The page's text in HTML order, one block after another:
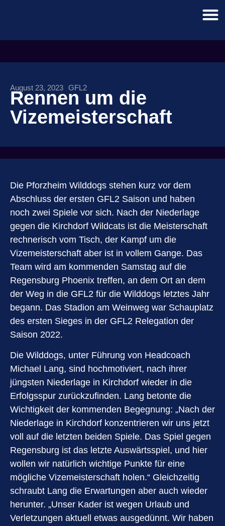
August 23, 2023 GFL2
Rennen um die
Vizemeisterschaft
Die Pforzheim Wilddogs stehen kurz vor dem
Abschluss der ersten GFL2 Saison und haben
noch zwei Spiele vor sich. Nach der Niederlage
gegen die Kirchdorf Wildcats ist die Meisterschaft
rechnerisch vom Tisch, der Kampf um die
Vizemeisterschaft aber ist in vollem Gange. Das
Team wird am kommenden Samstag auf die
Regensburg Phoenix treffen, an dem Ort an dem
der Weg in die GFL2 für die Wilddogs letztes Jahr
begann. Das Stadion am Weinweg war Schauplatz
des ersten Sieges in der GFL2 Relegation der
Saison 2022.
Die Wilddogs, unter Führung von Headcoach
Michael Lang, sind hochmotiviert, nach ihrer
jüngsten Niederlage in Kirchdorf wieder in die
Erfolgsspur zurückzufinden. Lang betonte die
Wichtigkeit der kommenden Begegnung: „Nach der
Niederlage in Kirchdorf konzentrieren wir uns jetzt
voll auf die letzten beiden Spiele. Das Spiel gegen
Regensburg ist das letzte Auswärtsspiel, und hier
wollen wir natürlich wichtige Punkte für eine
mögliche Vizemeisterschaft holen.“ Gleichzeitig
schraubt Lang die Erwartungen aber auch wieder
herunter. „Unser Kader ist wegen Urlaub und
Verletzungen aktuell etwas ausgedünnt. Wir haben